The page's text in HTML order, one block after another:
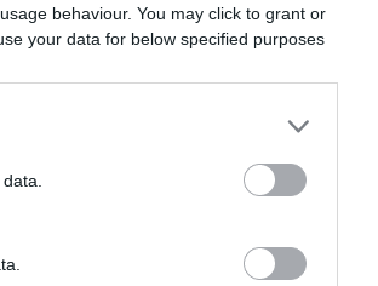
behaviour. You may click to grant or
your data for below specified purposes
Foto: PGD Ravne na Koroškem